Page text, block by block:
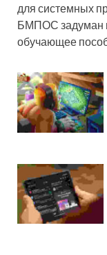
для системных
БМПОС задуман
обучающее